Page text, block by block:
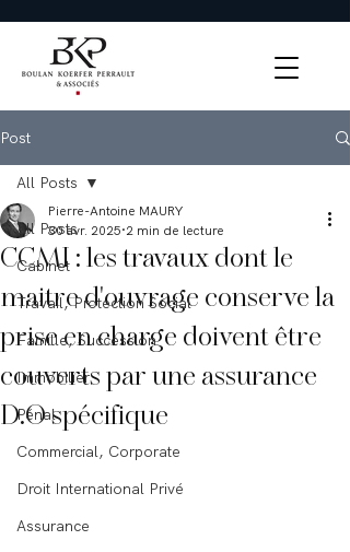
Post
All Posts
Cabinet
Travail, Protection Social
Famille, Succession
Immobilier
Pénal
Commercial, Corporate
Droit International Privé
Assurance
All Posts
CCMI : les travaux dont le
maitre d'ouvrage conserve la
prise en charge doivent être
couverts par une assurance
D.O spécifique
Pierre-Antoine MAURY
30 avr. 2025 2 min de lecture